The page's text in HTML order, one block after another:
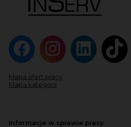
Mapa ofert pracy
Mapa kategorii
Informacje w sprawie pracy